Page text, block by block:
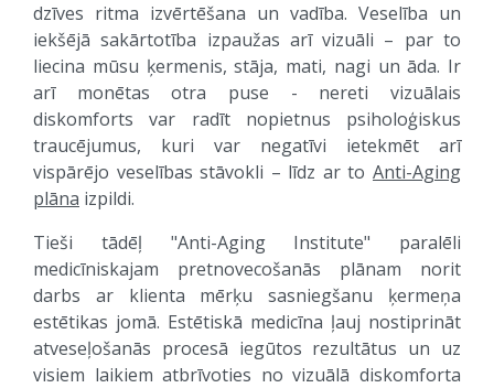
dzīves ritma izvērtēšana un vadība. Veselība un
iekšējā sakārtotība izpaužas arī vizuāli – par to
liecina mūsu ķermenis, stāja, mati, nagi un āda. Ir
arī monētas otra puse - nereti vizuālais
diskomforts var radīt nopietnus psiholoģiskus
traucējumus, kuri var negatīvi ietekmēt arī
vispārējo veselības stāvokli – līdz ar to Anti-Aging
plāna izpildi.
Tieši tādēļ "Anti-Aging Institute" paralēli
medicīniskajam pretnovecošanās plānam norit
darbs ar klienta mērķu sasniegšanu ķermeņa
estētikas jomā. Estētiskā medicīna ļauj nostiprināt
atveseļošanās procesā iegūtos rezultātus un uz
visiem laikiem atbrīvoties no vizuālā diskomforta